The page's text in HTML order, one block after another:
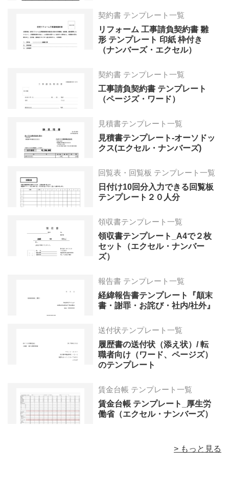
契約書 テンプレート一覧
リフォーム 工事請負契約書 雛
形 テンプレート 印紙 枠付き
（ナンバーズ・エクセル）
契約書 テンプレート一覧
工事請負契約書 テンプレート
（ページズ・ワード）
見積書テンプレート一覧
見積書テンプレート-オーソドッ
クス(エクセル・ナンバーズ)
回覧表・回覧板 テンプレート一覧
日付け10回分入力できる回覧板
テンプレート２０人分
領収書テンプレート一覧
領収書テンプレート_A4で２枚
セット（エクセル・ナンバー
ズ）
報告書 テンプレート一覧
経緯報告書テンプレート『顛末
書・謝罪・お詫び・社内/社外』
送付状テンプレート一覧
履歴書の送付状（添え状）/ 転
職者向け（ワード、ページズ）
のテンプレート
賃金台帳 テンプレート一覧
賃金台帳 テンプレート_厚生労
働省（エクセル・ナンバーズ）
> もっと見る